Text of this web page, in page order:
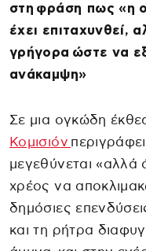
στη φράση πως «η
έχει επιταχυνθεί,
γρήγορα ώστε να
ανάκαμψη»
Σε μια ογκώδη
Κομισιόν
μεγεθύνεται «αλλά
χρέος να
δημόσιες
και τη ρήτρα